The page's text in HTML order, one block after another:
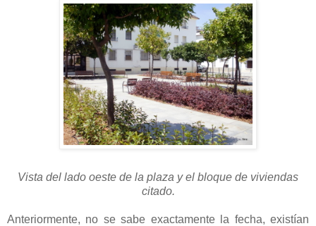
Vista del lado oeste de la plaza y el bloque de viviendas
citado.
Anteriormente, no se sabe exactamente la fecha, existían